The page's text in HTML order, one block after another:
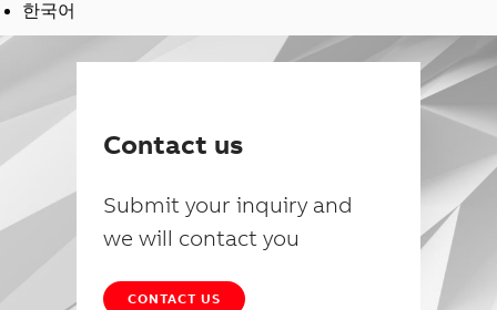
한국어
Contact us
Submit your inquiry and
we will contact you
CONTACT US